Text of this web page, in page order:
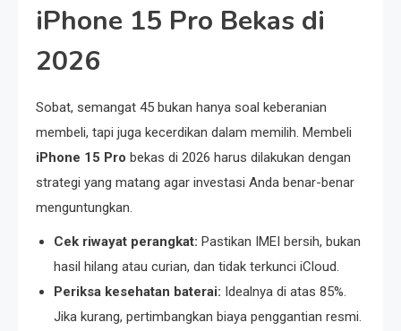
iPhone 15 Pro Bekas di
2026
Sobat, semangat 45 bukan hanya soal keberanian
membeli, tapi juga kecerdikan dalam memilih. Membeli
iPhone 15 Pro bekas di 2026 harus dilakukan dengan
strategi yang matang agar investasi Anda benar-benar
menguntungkan.
Cek riwayat perangkat: Pastikan IMEI bersih, bukan
hasil hilang atau curian, dan tidak terkunci iCloud.
Periksa kesehatan baterai: Idealnya di atas 85%.
Jika kurang, pertimbangkan biaya penggantian resmi.